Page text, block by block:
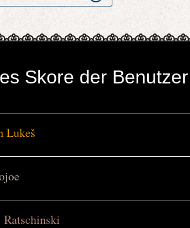
Skore der Benutzer
Lukeš
Ratschinski